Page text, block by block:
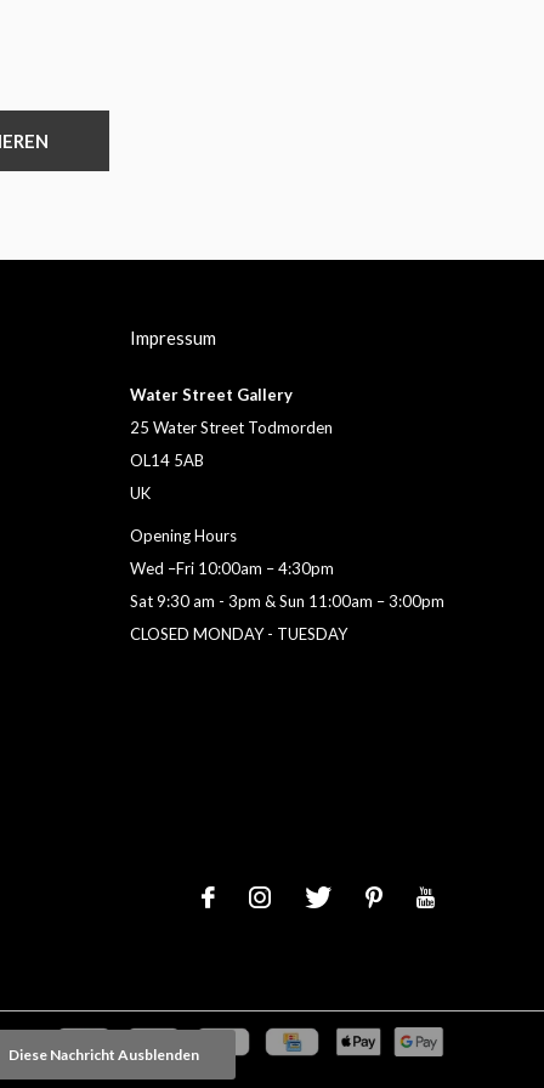
Impressum
Water Street Gallery
25 Water Street Todmorden
OL14 5AB
UK
Opening Hours
Wed –Fri 10:00am – 4:30pm
Sat 9:30 am - 3pm & Sun 11:00am – 3:00pm
CLOSED MONDAY - TUESDAY
Diese Nachricht Ausblenden